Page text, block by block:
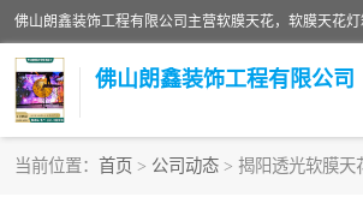
佛山朗鑫装饰工程有限公司
当前位置： 首页 > 公司动态 > 揭阳透光软膜天